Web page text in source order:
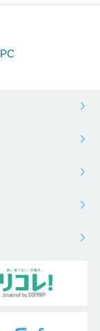
PC